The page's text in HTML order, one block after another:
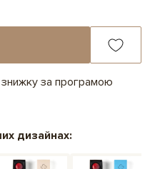
за програмою
дизайнах: